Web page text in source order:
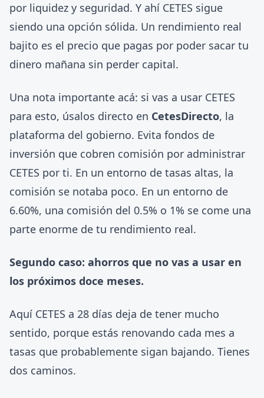
por liquidez y seguridad. Y ahí CETES sigue
siendo una opción sólida. Un rendimiento real
bajito es el precio que pagas por poder sacar tu
dinero mañana sin perder capital.
Una nota importante acá: si vas a usar CETES
para esto, úsalos directo en CetesDirecto, la
plataforma del gobierno. Evita fondos de
inversión que cobren comisión por administrar
CETES por ti. En un entorno de tasas altas, la
comisión se notaba poco. En un entorno de
6.60%, una comisión del 0.5% o 1% se come una
parte enorme de tu rendimiento real.
Segundo caso: ahorros que no vas a usar en
los próximos doce meses.
Aquí CETES a 28 días deja de tener mucho
sentido, porque estás renovando cada mes a
tasas que probablemente sigan bajando. Tienes
dos caminos.